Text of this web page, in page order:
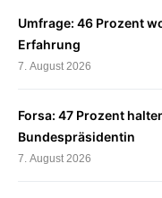
Umfrage: 46 Prozent
Erfahrung
7. August 2026
Forsa: 47 Prozent
Bundespräsidentin
7. August 2026